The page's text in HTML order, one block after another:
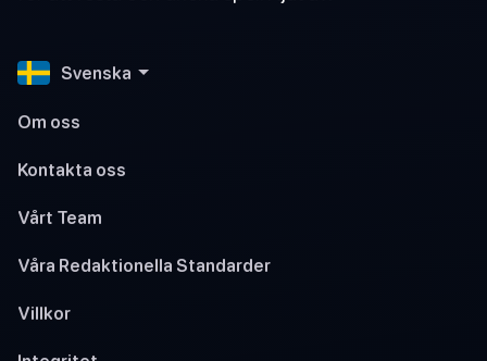
Svenska
Om oss
Kontakta oss
Vårt Team
Våra Redaktionella Standarder
Villkor